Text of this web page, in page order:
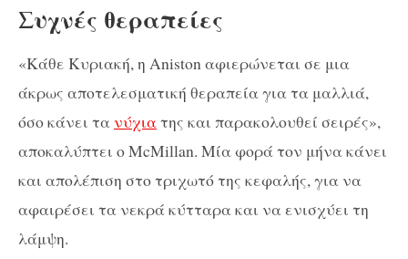
Συχνές θεραπείες
«Κάθε Κυριακή, η Aniston αφιερώνεται σε μια
άκρως αποτελεσματική θεραπεία για τα μαλλιά,
όσο κάνει τανύχιατης και παρακολουθεί σειρές»,
αποκαλύπτει ο McMillan. Μία φορά τον μήνα κάνει
και απολέπιση στο τριχωτό της κεφαλής, για να
αφαιρέσει τα νεκρά κύτταρα και να ενισχύει τη
λάμψη.